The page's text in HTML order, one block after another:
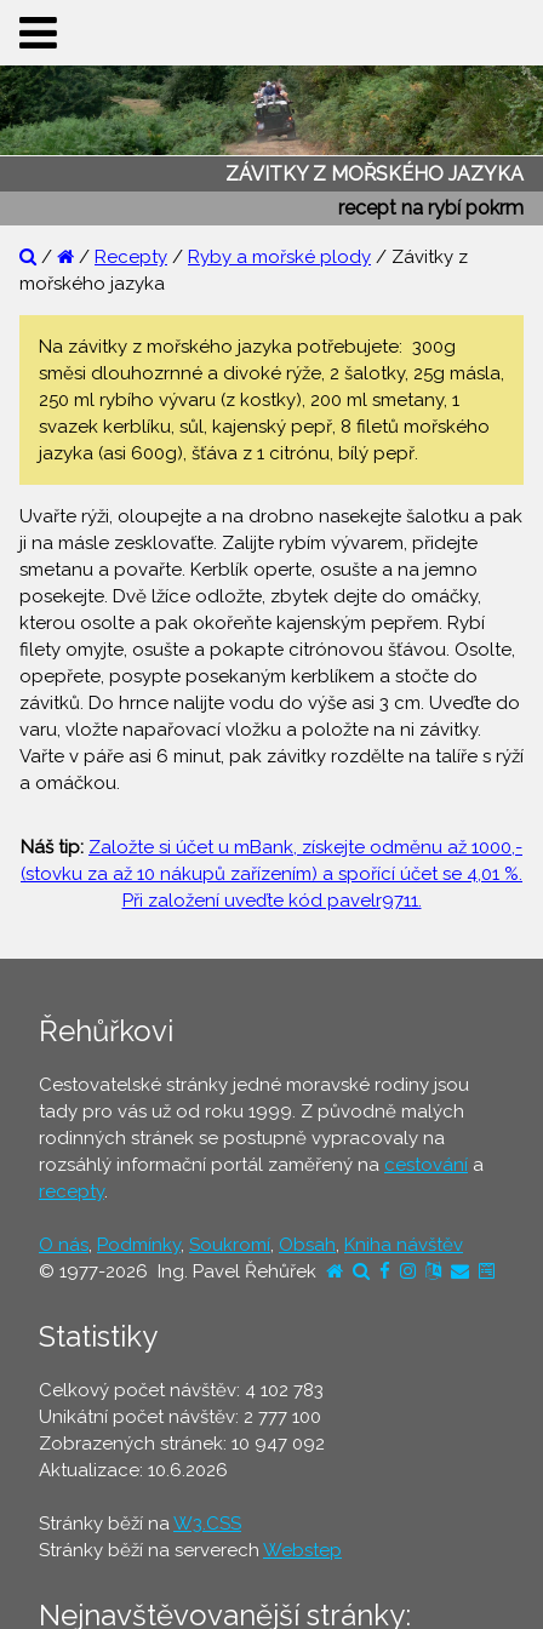
ZÁVITKY Z MOŘSKÉHO JAZYKA
recept na rybí pokrm
/ / Recepty / Ryby a mořské plody / Závitky z
mořského jazyka
Na závitky z mořského jazyka potřebujete: 300g
směsi dlouhozrnné a divoké rýže, 2 šalotky, 25g másla,
250 ml rybího vývaru (z kostky), 200 ml smetany, 1
svazek kerblíku, sůl, kajenský pepř, 8 filetů mořského
jazyka (asi 600g), šťáva z 1 citrónu, bílý pepř.
Uvařte rýži, oloupejte a na drobno nasekejte šalotku a pak
ji na másle zesklovaťte. Zalijte rybím vývarem, přidejte
smetanu a povařte. Kerblík operte, osušte a na jemno
posekejte. Dvě lžíce odložte, zbytek dejte do omáčky,
kterou osolte a pak okořeňte kajenským pepřem. Rybí
filety omyjte, osušte a pokapte citrónovou šťávou. Osolte,
opepřete, posypte posekaným kerblíkem a stočte do
závitků. Do hrnce nalijte vodu do výše asi 3 cm. Uveďte do
varu, vložte napařovací vložku a položte na ni závitky.
Vařte v páře asi 6 minut, pak závitky rozdělte na talíře s rýží
a omáčkou.
Náš tip: Založte si účet u mBank, získejte odměnu až 1000,-
(stovku za až 10 nákupů zařízením) a spořící účet se 4,01 %.
Při založení uveďte kód pavelr9711.
Řehůřkovi
Cestovatelské stránky jedné moravské rodiny jsou
tady pro vás už od roku 1999. Z původně malých
rodinných stránek se postupně vypracovaly na
rozsáhlý informační portál zaměřený na cestování a
recepty.
O nás, Podmínky, Soukromí, Obsah, Kniha návštěv
© 1977-2026 Ing. Pavel Řehůřek
Statistiky
Celkový počet návštěv: 4 102 783
Unikátní počet návštěv: 2 777 100
Zobrazených stránek: 10 947 092
Aktualizace: 10.6.2026
Stránky běží naW3.CSS
Stránky běží na serverech Webstep
Nejnavštěvovanější stránky: